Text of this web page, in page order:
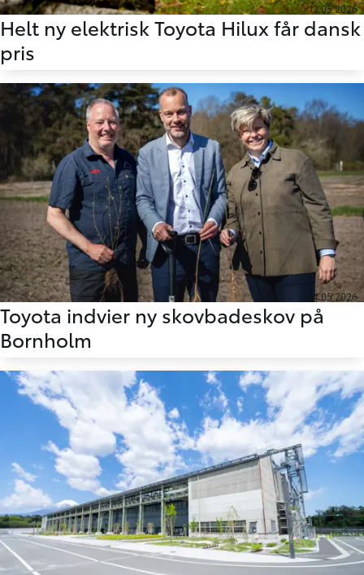
13.05.2026
Helt ny elektrisk Toyota Hilux får dansk
pris
04.05.2026
Toyota indvier ny skovbadeskov på
Bornholm